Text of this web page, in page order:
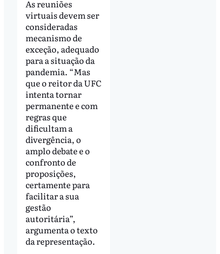
As reuniões
virtuais devem ser
consideradas
mecanismo de
exceção, adequado
para a situação da
pandemia. “Mas
que o reitor da UFC
intenta tornar
permanente e com
regras que
dificultam a
divergência, o
amplo debate e o
confronto de
proposições,
certamente para
facilitar a sua
gestão
autoritária”,
argumenta o texto
da representação.